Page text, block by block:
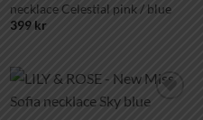
necklace Celestial pink / blue
399 kr